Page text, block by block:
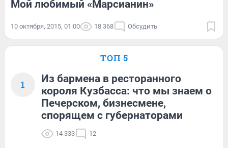
Мой любимый «Марсианин»
10 октября, 2015, 01:00 18 368 Обсудить
ТОП 5
1
Из бармена в ресторанного
короля Кузбасса: что мы знаем о
Печерском, бизнесмене,
спорящем с губернаторами
14 333 12